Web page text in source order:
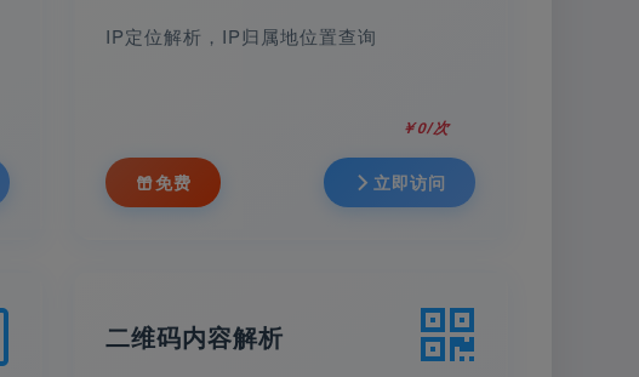
IP定位解析，IP归属地位置查询
￥0/次
免费 立即访问
二维码内容解析